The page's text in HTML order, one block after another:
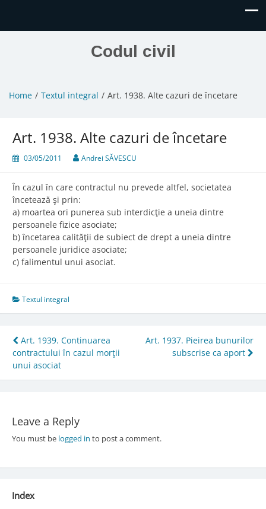
Codul civil
Home Textul integral Art. 1938. Alte cazuri de încetare
Art. 1938. Alte cazuri de încetare
03/05/2011 Andrei SĂVESCU
În cazul în care contractul nu prevede altfel, societatea
încetează şi prin:
a) moartea ori punerea sub interdicţie a uneia dintre
persoanele fizice asociate;
b) încetarea calităţii de subiect de drept a uneia dintre
persoanele juridice asociate;
c) falimentul unui asociat.
Textul integral
Post
navigation
Art. 1939. Continuarea
contractului în cazul morţii
unui asociat
Art. 1937. Pieirea bunurilor
subscrise ca aport
Leave a Reply
You must be logged in to post a comment.
Index